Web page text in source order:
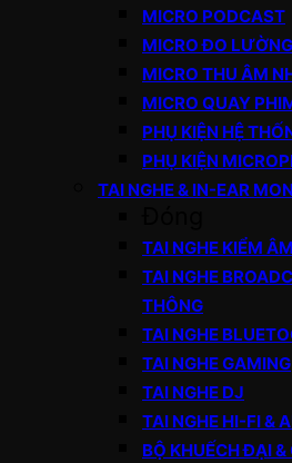
MICRO PODCAST
MICRO ĐO LƯỜNG
MICRO THU ÂM
MICRO QUAY
PHỤ KIỆN HỆ
PHỤ KIỆN
TAI NGHE & IN-EAR
TAI NGHE KIỂM ÂM
TAI NGHE
THÔNG
TAI NGHE
TAI NGHE GAMING
TAI NGHE DJ
TAI NGHE HI-FI &
BỘ KHUẾCH ĐẠI &